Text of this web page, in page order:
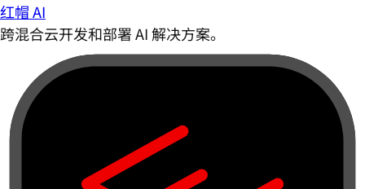
红帽 AI
跨混合云开发和部署 AI 解决方案。